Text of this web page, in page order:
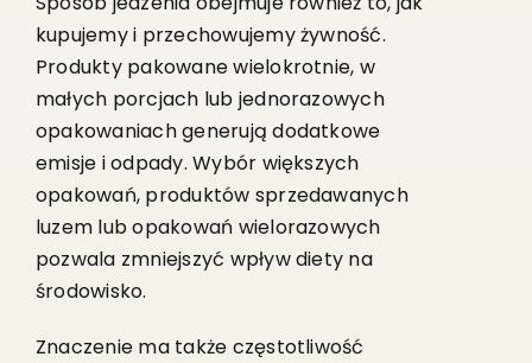
kupujemy i przechowujemy żywność.
Produkty pakowane wielokrotnie, w
małych porcjach lub jednorazowych
opakowaniach generują dodatkowe
emisje i odpady. Wybór większych
opakowań, produktów sprzedawanych
luzem lub opakowań wielorazowych
pozwala zmniejszyć wpływ diety na
środowisko.
Znaczenie ma także częstotliwość